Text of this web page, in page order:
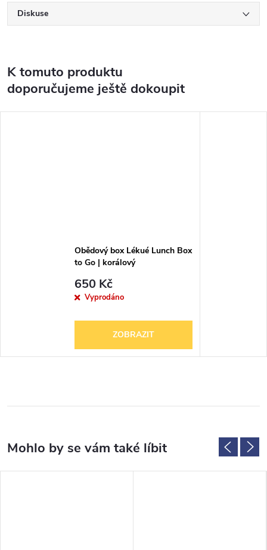
Diskuse
K tomuto produktu
doporučujeme ještě dokoupit
Obědový box Lékué Lunch Box
to Go | korálový
650 Kč
Vyprodáno
ZOBRAZIT